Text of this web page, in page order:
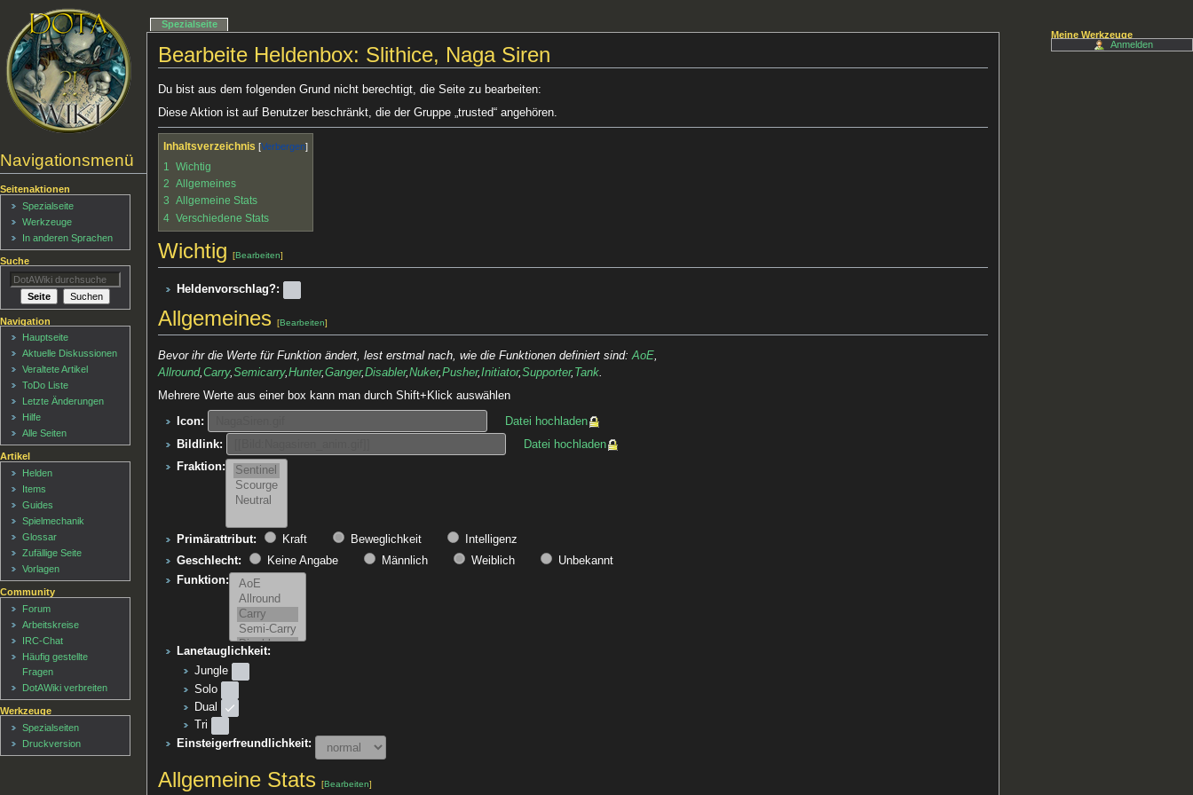
Bearbeite Heldenbox: Slithice, Naga Siren
Du bist aus dem folgenden Grund nicht berechtigt, die Seite zu bearbeiten:
Diese Aktion ist auf Benutzer beschränkt, die der Gruppe „trusted“ angehören.
Inhaltsverzeichnis
1 Wichtig
2 Allgemeines
3 Allgemeine Stats
4 Verschiedene Stats
Wichtig [Bearbeiten]
Heldenvorschlag?:
Allgemeines [Bearbeiten]
Bevor ihr die Werte für Funktion ändert, lest erstmal nach, wie die Funktionen definiert sind:AoE,
Allround,Carry,Semicarry,Hunter,Ganger,Disabler,Nuker,Pusher,Initiator,Supporter, Tank.
Mehrere Werte aus einer box kann man durch Shift+Klick auswählen
Icon:
Datei hochladen
Bildlink:
Datei hochladen
Fraktion:
Primärattribut: Kraft Beweglichkeit
Intelligenz
Geschlecht:
Keine Angabe Männlich Weiblich
Unbekannt
Funktion:
Lanetauglichkeit:
Jungle
Solo
Dual
Tri
Einsteigerfreundlichkeit:
Allgemeine Stats [Bearbeiten]
Navigationsmenü
Spezialseite
Seitenaktionen
Spezialseite
Werkzeuge
In anderen Sprachen
Meine Werkzeuge
Anmelden
Suche
Navigation
Hauptseite
Aktuelle Diskussionen
Veraltete Artikel
ToDo Liste
Letzte Änderungen
Hilfe
Alle Seiten
Artikel
Helden
Items
Guides
Spielmechanik
Glossar
Zufällige Seite
Vorlagen
Community
Forum
Arbeitskreise
IRC-Chat
Häufig gestellte
Fragen
DotAWiki verbreiten
Werkzeuge
Spezialseiten
Druckversion